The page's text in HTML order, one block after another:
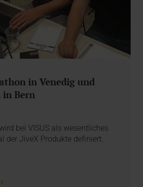
in Venedig und
Bern
bei VISUS als wesentliches
der JiveX Produkte definiert.